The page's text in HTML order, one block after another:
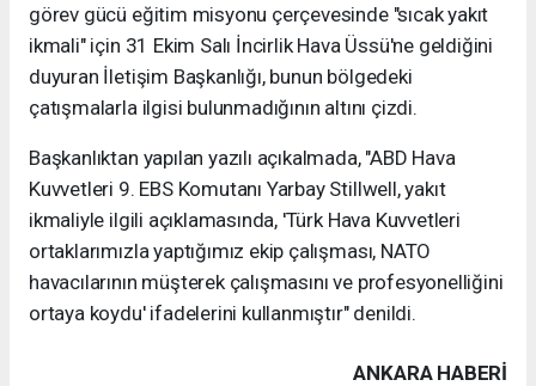
görev gücü eğitim misyonu çerçevesinde "sıcak yakıt
ikmali" için 31 Ekim Salı İncirlik Hava Üssü'ne geldiğini
duyuran İletişim Başkanlığı, bunun bölgedeki
çatışmalarla ilgisi bulunmadığının altını çizdi.
Başkanlıktan yapılan yazılı açıkalmada, "ABD Hava
Kuvvetleri 9. EBS Komutanı Yarbay Stillwell, yakıt
ikmaliyle ilgili açıklamasında, 'Türk Hava Kuvvetleri
ortaklarımızla yaptığımız ekip çalışması, NATO
havacılarının müşterek çalışmasını ve profesyonelliğini
ortaya koydu' ifadelerini kullanmıştır" denildi.
ANKARA HABERİ